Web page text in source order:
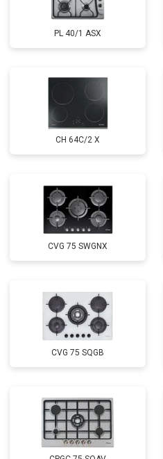
PL 40/1 ASX
CH 64C/2 X
CVG 75 SWGNX
CVG 75 SQGB